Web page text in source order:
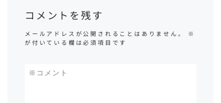
コメントを残す
メールアドレスが公開されることはありません。
※
が付いている欄は必須項目です
コメント
※